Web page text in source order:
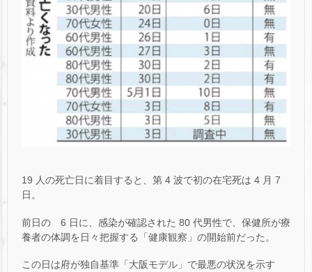
19 人の死亡日に着目すると、第 4 波で初の在宅死は 4 月 7
日。
前日の 6 日に、感染が確認された 80 代男性で、保健所が療
養者の体調を日々把握する「健康観察」の開始前だった。
この日は府が独自基準「大阪モデル」で最悪の状況を示す